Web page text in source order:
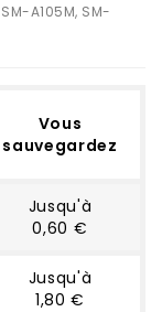
A105M, SM-
Vous
sauvegardez
Jusqu'à
0,60 €
Jusqu'à
1,80 €